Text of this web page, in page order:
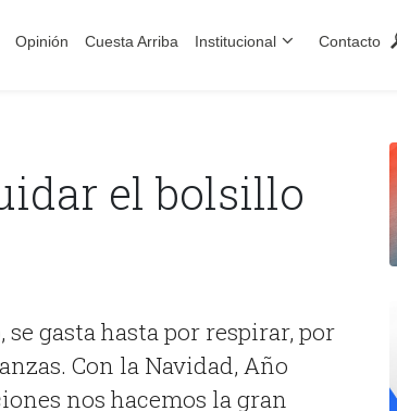
Opinión Cuesta Arriba Institucional Contacto
el bolsillo
gasta hasta por respirar, por
Con la Navidad, Año
nos hacemos la gran